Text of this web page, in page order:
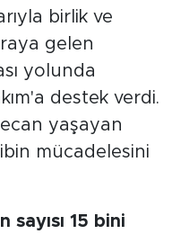
birlik ve
gelen
yolunda
destek verdi.
yaşayan
mücadelesini
sayısı 15 bini